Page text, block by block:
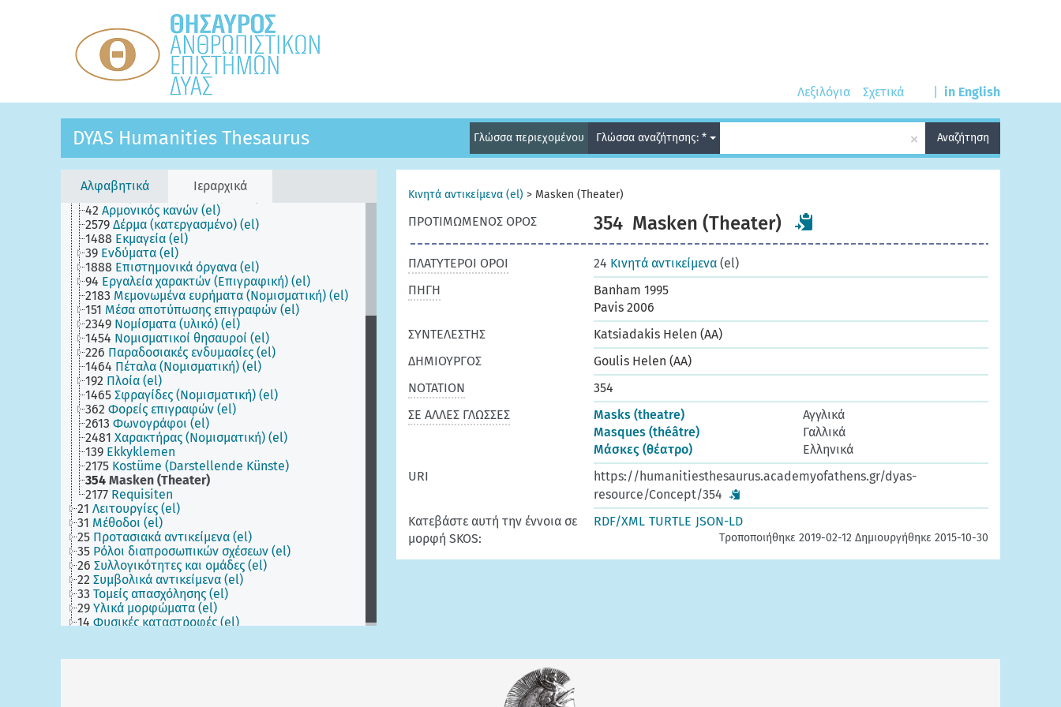
in English
Λεξιλόγια Σχετικά
DYAS Humanities Thesaurus Γλώσσα περιεχομένου Γλώσσα αναζήτησης: * × Αναζήτηση
Αλφαβητικά Ιεραρχικά
34
Αξιώματα (el)
20
Γεγονότα - συμβάντα (el)
Γενέσεις (el)
Γεωπολιτικές μονάδες (el)
19 Εμπρόθετες καταστροφές (el)
30 Εποχές (el)
24 Κινητά αντικείμενα (el)
2483
Ακμονίσκος (Νομισματική) (el)
42 Αρμονικός κανών (el)
2579 Δέρμα (κατεργασμένο) (el)
1488 Εκμαγεία (el)
39 Ενδύματα (el)
1888 Επιστημονικά όργανα (el)
94 Εργαλεία χαρακτών (Επιγραφική) (el)
2183 Μεμονωμένα ευρήματα (Νομισματική) (el)
151 Μέσα αποτύπωσης επιγραφών (el)
2349 Νομίσματα (υλικό) (el)
1454 Νομισματικοί θησαυροί (el)
226 Παραδοσιακές ενδυμασίες (el)
1464 Πέταλα (Νομισματική) (el)
192 Πλοία (el)
1465 Σφραγίδες (Νομισματική) (el)
362 Φορείς επιγραφών (el)
2613 Φωνογράφοι (el)
2481 Χαρακτήρας (Νομισματική) (el)
139 Ekkyklemen
2175 Kostüme (Darstellende Künste)
354 Masken (Theater)
2177 Requisiten
21 Λειτουργίες (el)
31 Μέθοδοι (el)
25 Προτασιακά αντικείμενα (el)
35 Ρόλοι διαπροσωπικών σχέσεων (el)
26 Συλλογικότητες και ομάδες (el)
22 Συμβολικά αντικείμενα (el)
33 Τομείς απασχόλησης (el)
29 Υλικά μορφώματα (el)
14 Φυσικές καταστροφές (el)
Κινητά αντικείμενα (el) > Masken (Theater)
ΠΡΟΤΙΜΩΜΕΝΟΣ ΟΡΟΣ 354 Masken (Theater)
ΠΛΑΤΥΤΕΡΟΙ ΟΡΟΙ 24 Κινητά αντικείμενα (el)
ΠΗΓΗ
Banham 1995
Pavis 2006
ΣΥΝΤΕΛΕΣΤΗΣ
Katsiadakis Helen (AA)
ΔΗΜΙΟΥΡΓΟΣ
Goulis Helen (AA)
ΝΟΤΑΤΙΟΝ
354
ΣΕ ΑΛΛΕΣ ΓΛΩΣΣΕΣ
Masks (theatre)
Αγγλικά
Masques (théâtre)
Γαλλικά
Μάσκες (θέατρο)
Ελληνικά
URI
https://humanitiesthesaurus.academyofathens.gr/dyas-
resource/Concept/354
Κατεβάστε αυτή την έννοια σε
μορφή SKOS:
RDF/XML TURTLE JSON-LD
Τροποποιήθηκε 2019-02-12 Δημιουργήθηκε 2015-10-30